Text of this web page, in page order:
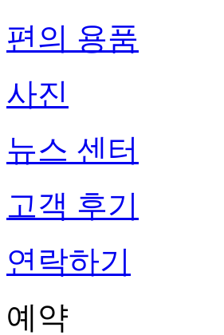
편의 용품
사진
뉴스 센터
고객 후기
연락하기
예약